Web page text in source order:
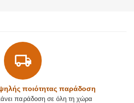
ποιότητας παράδοση
παράδοση σε όλη τη χώρα